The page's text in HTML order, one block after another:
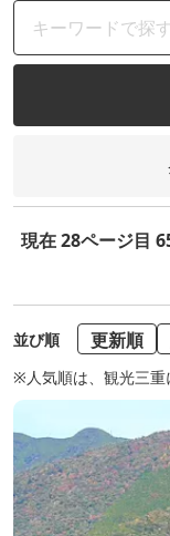
現在 28ページ目
並び順 更新順
※人気順は、観光三重